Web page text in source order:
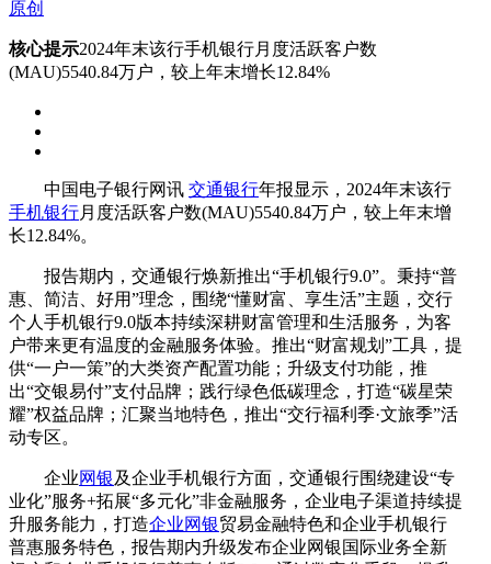
原创
核心提示2024年末该行手机银行月度活跃客户数
(MAU)5540.84万户，较上年末增长12.84%
中国电子银行网讯 交通银行年报显示，2024年末该行
手机银行月度活跃客户数(MAU)5540.84万户，较上年末增
长12.84%。
报告期内，交通银行焕新推出“手机银行9.0”。秉持“普
惠、简洁、好用”理念，围绕“懂财富、享生活”主题，交行
个人手机银行9.0版本持续深耕财富管理和生活服务，为客
户带来更有温度的金融服务体验。推出“财富规划”工具，提
供“一户一策”的大类资产配置功能；升级支付功能，推
出“交银易付”支付品牌；践行绿色低碳理念，打造“碳星荣
耀”权益品牌；汇聚当地特色，推出“交行福利季·文旅季”活
动专区。
企业网银 及企业手机银行方面，交通银行围绕建设“专
业化”服务+拓展“多元化”非金融服务，企业电子渠道持续提
升服务能力，打造企业网银贸易金融特色和企业手机银行
普惠服务特色，报告期内升级发布企业网银国际业务全新